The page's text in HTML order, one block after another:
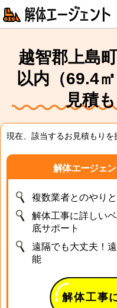
越智郡上島
以内（69.4
見積
現在、該当するお見積もりを
解体エージェ
複数業者とのやり
解体工事に詳しい
底サポート
遠隔でも大丈夫！
能
解体工事